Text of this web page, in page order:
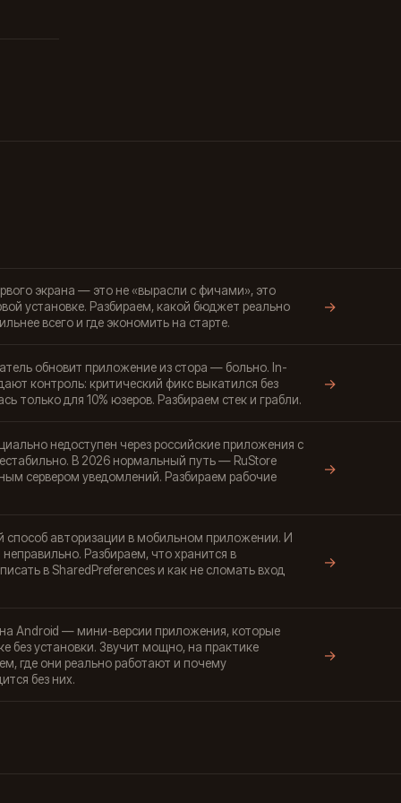
экрана — это не «вырасли с фичами», это
установке. Разбираем, какой бюджет реально
всего и где экономить на старте.
→
обновит приложение из стора — больно. In-
контроль: критический фикс выкатился без
только для 10% юзеров. Разбираем стек и грабли.
→
недоступен через российские приложения с
В 2026 нормальный путь — RuStore
сервером уведомлений. Разбираем рабочие
→
авторизации в мобильном приложении. И
Разбираем, что хранится в
в SharedPreferences и как не сломать вход
→
на Android — мини-версии приложения, которые
без установки. Звучит мощно, на практике
где они реально работают и почему
без них.
→